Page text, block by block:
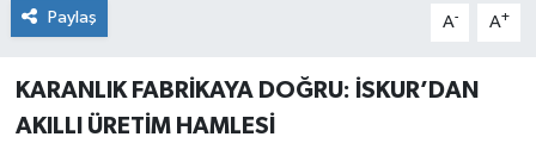
Paylaş A- A+
KARANLIK FABRİKAYA DOĞRU: İSKUR’DAN
AKILLI ÜRETİM HAMLESİ